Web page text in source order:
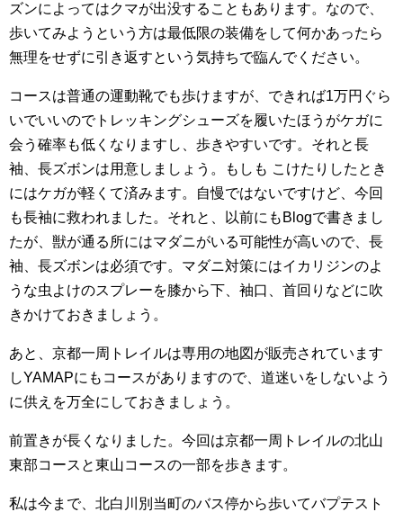
ズンによってはクマが出没することもあります。なので、
歩いてみようという方は最低限の装備をして何かあったら
無理をせずに引き返すという気持ちで臨んでください。
コースは普通の運動靴でも歩けますが、できれば1万円ぐら
いでいいのでトレッキングシューズを履いたほうがケガに
会う確率も低くなりますし、歩きやすいです。それと長
袖、長ズボンは用意しましょう。もしも こけたりしたとき
にはケガが軽くて済みます。自慢ではないですけど、今回
も長袖に救われました。それと、以前にもBlogで書きまし
たが、獣が通る所にはマダニがいる可能性が高いので、長
袖、長ズボンは必須です。マダニ対策にはイカリジンのよ
うな虫よけのスプレーを膝から下、袖口、首回りなどに吹
きかけておきましょう。
あと、京都一周トレイルは専用の地図が販売されています
しYAMAPにもコースがありますので、道迷いをしないよう
に供えを万全にしておきましょう。
前置きが長くなりました。今回は京都一周トレイルの北山
東部コースと東山コースの一部を歩きます。
私は今まで、北白川別当町のバス停から歩いてバプテスト